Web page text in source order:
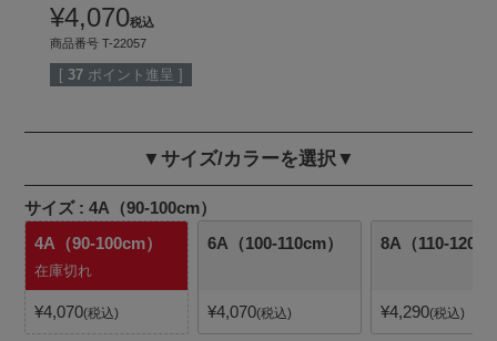
¥4,070税込
商品番号 T-22057
[ 37 ポイント進呈 ]
▼サイズ/カラーを選択▼
サイズ
4A（90-100cm）
4A（90-100cm）
在庫切れ
¥4,070 税込
6A（100-110cm）
¥4,070 税込
8A（110-
¥4,290 税込